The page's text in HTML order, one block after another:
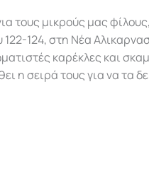
τους μικρούς μας
124, στη Νέα
καρέκλες και
η σειρά τους για να τα